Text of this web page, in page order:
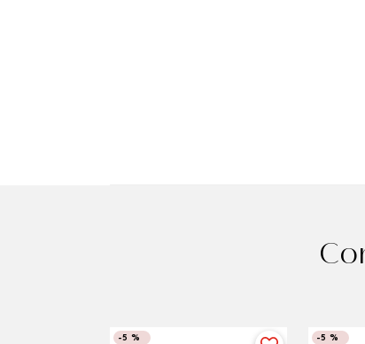
-5 %
-5 %